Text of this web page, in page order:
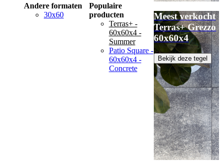
Andere formaten
30x60
Populaire
producten
Terras+ -
60x60x4 -
Summer
Patio Square -
60x60x4 -
Concrete
Meest verkocht
Terras+ Grezzo
60x60x4
Bekijk deze tegel